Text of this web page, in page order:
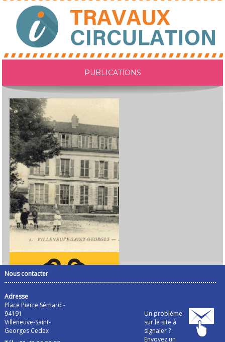
PUBLICATIONS
Nous contacter
Adresse
Place Pierre Sémard -
94191
Villeneuve-Saint-
Georges Cedex
Un problème
sur le site à
signaler ?
Envoyez un